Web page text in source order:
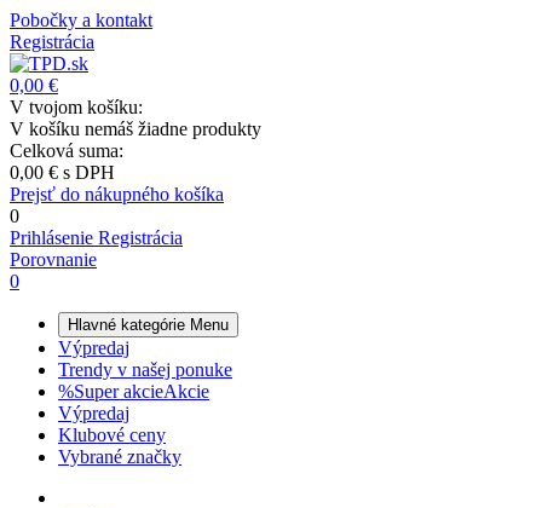
Pobočky a kontakt
Registrácia
0,00 €
V tvojom košíku:
V košíku nemáš žiadne produkty
Celková suma:
0,00 € s DPH
Prejsť do nákupného košíka
0
Prihlásenie Registrácia
Porovnanie
0
Hlavné kategórie Menu
Výpredaj
Trendy v našej ponuke
%Super akcieAkcie
Výpredaj
Klubové ceny
Vybrané značky